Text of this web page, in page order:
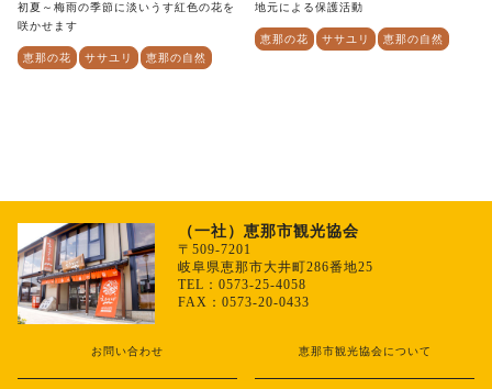
初夏～梅雨の季節に淡いうす紅色の花を
咲かせます
恵那の花 ササユリ 恵那の自然
地元による保護活動
恵那の花 ササユリ 恵那の自然
（一社）恵那市観光協会
〒509-7201
岐阜県恵那市大井町286番地25
TEL：0573-25-4058
FAX：0573-20-0433
お問い合わせ 恵那市観光協会について